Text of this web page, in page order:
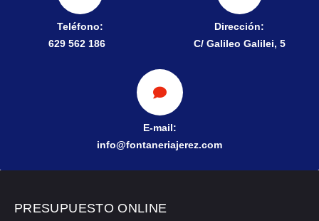
Teléfono:
629 562 186
Dirección:
C/ Galileo Galilei, 5
E-mail:
info@fontaneriajerez.com
PRESUPUESTO ONLINE